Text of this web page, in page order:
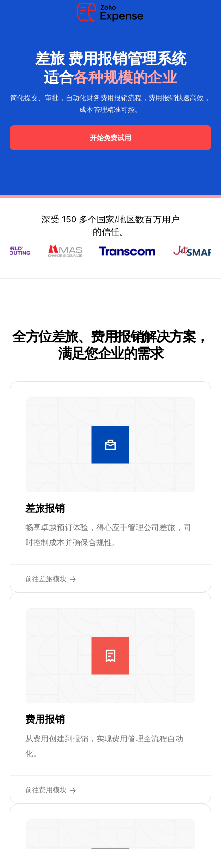
差旅 费用报销管理系统
适合各种规模的企业
简化提交、审批，自动化财务费用报销流程，费用报销快速高效，
成本管理精准可控。
开始免费试用
深受 150 多个国家/地区数百万用户
的信任。
全方位差旅、费用报销解决方案，
满足您企业的需求
差旅报销
畅享卓越预订体验，得心应手管理公司差旅，同
时控制成本并确保合规性。
前往差旅模块
费用报销
从费用创建到报销，实现费用管理全流程自动
化。
前往费用模块